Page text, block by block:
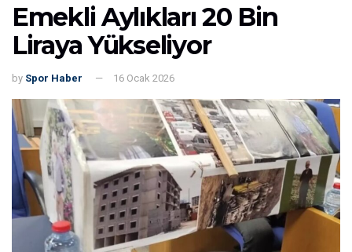
Emekli Aylıkları 20 Bin
Liraya Yükseliyor
by Spor Haber 16 Ocak 2026